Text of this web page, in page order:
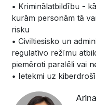
• Kriminālatbildību -
kurām personām tā
risku
• Civiltiesisko un
regulatīvo režīmu
piemēroti paralēli vai
• Ietekmi uz